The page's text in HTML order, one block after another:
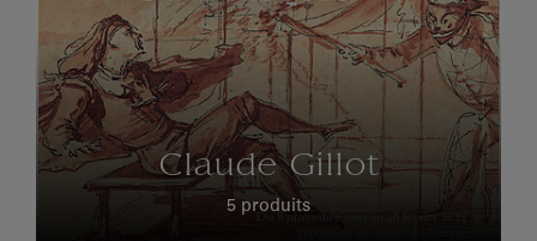
Claude Gillot
5 produits